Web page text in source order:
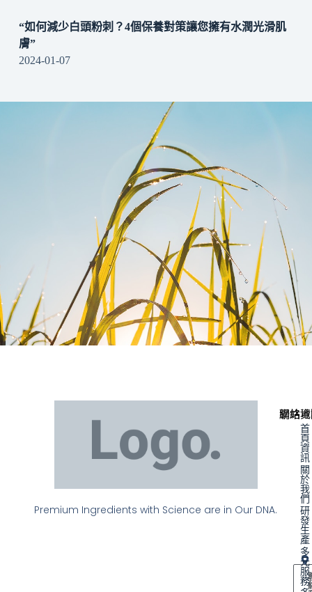
“如何減少白頭粉刺？4個保養對策讓您擁有水潤光滑肌
膚”
2024-01-07
Premium Ingredients with Science are in Our DNA.
聯絡
網站
首
頁
資
訊
關
於
我
們
研
發
生
產
多
元
服
務